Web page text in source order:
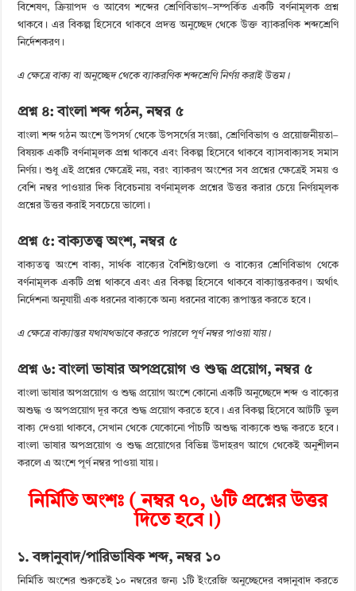
বিশেষণ, ক্রিয়াপদ ও আবেগ শব্দের শ্রেণিবিভাগ–সম্পর্কিত একটি বর্ণনামূলক প্রশ্ন
থাকবে। এর বিকল্প হিসেবে থাকবে প্রদত্ত অনুচ্ছেদ থেকে উক্ত ব্যাকরণিক শব্দশ্রেণি
নির্দেশকরণ।
এ ক্ষেত্রে বাক্য বা অনুচ্ছেদ থেকে ব্যাকরণিক শব্দশ্রেণি নির্ণয় করাই উত্তম।
প্রশ্ন ৪: বাংলা শব্দ গঠন, নম্বর ৫
বাংলা শব্দ গঠন অংশে উপসর্গ থেকে উপসর্গের সংজ্ঞা, শ্রেণিবিভাগ ও প্রয়োজনীয়তা–
বিষয়ক একটি বর্ণনামূলক প্রশ্ন থাকবে এবং বিকল্প হিসেবে থাকবে ব্যাসবাক্যসহ সমাস
নির্ণয়। শুধু এই প্রশ্নের ক্ষেত্রেই নয়, বরং ব্যাকরণ অংশের সব প্রশ্নের ক্ষেত্রেই সময় ও
বেশি নম্বর পাওয়ার দিক বিবেচনায় বর্ণনামূলক প্রশ্নের উত্তর করার চেয়ে নির্ণয়মূলক
প্রশ্নের উত্তর করাই সবচেয়ে ভালো।
প্রশ্ন ৫: বাক্যতত্ত্ব অংশ, নম্বর ৫
বাক্যতত্ত্ব অংশে বাক্য, সার্থক বাক্যের বৈশিষ্ট্যগুলো ও বাক্যের শ্রেণিবিভাগ থেকে
বর্ণনামূলক একটি প্রশ্ন থাকবে এবং এর বিকল্প হিসেবে থাকবে বাক্যান্তরকরণ। অর্থাৎ
নির্দেশনা অনুযায়ী এক ধরনের বাক্যকে অন্য ধরনের বাক্যে রূপান্তর করতে হবে।
এ ক্ষেত্রে বাক্যান্তর যথাযথভাবে করতে পারলে পূর্ণ নম্বর পাওয়া যায়।
প্রশ্ন ৬: বাংলা ভাষার অপপ্রয়োগ ও শুদ্ধ প্রয়োগ, নম্বর ৫
বাংলা ভাষার অপপ্রয়োগ ও শুদ্ধ প্রয়োগ অংশে কোনো একটি অনুচ্ছেদে শব্দ ও বাক্যের
অশুদ্ধ ও অপপ্রয়োগ দূর করে শুদ্ধ প্রয়োগ করতে হবে। এর বিকল্প হিসেবে আটটি ভুল
বাক্য দেওয়া থাকবে, সেখান থেকে যেকোনো পাঁচটি অশুদ্ধ বাক্যকে শুদ্ধ করতে হবে।
বাংলা ভাষার অপপ্রয়োগ ও শুদ্ধ প্রয়োগের বিভিন্ন উদাহরণ আগে থেকেই অনুশীলন
করলে এ অংশে পূর্ণ নম্বর পাওয়া যায়।
নির্মিতি অংশঃ ( নম্বর ৭০, ৬টি প্রশ্নের উত্তর
দিতে হবে।)
১. বঙ্গানুবাদ/পারিভাষিক শব্দ, নম্বর ১০
নির্মিতি অংশের শুরুতেই ১০ নম্বরের জন্য ১টি ইংরেজি অনুচ্ছেদের বঙ্গানুবাদ করতে